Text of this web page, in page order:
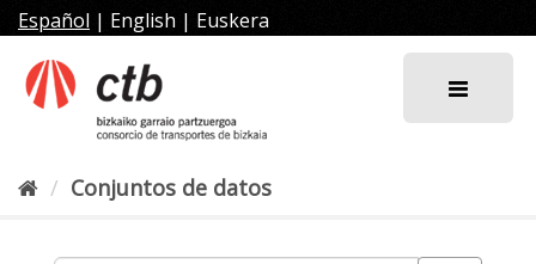
al
contenido
Español | English | Euskera
Conjuntos de datos